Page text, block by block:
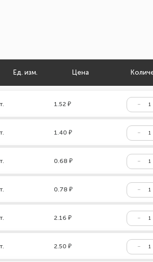
Ед. изм. Цена
1.52 ₽
1.40 ₽
0.68 ₽
0.78 ₽
2.16 ₽
2.50 ₽